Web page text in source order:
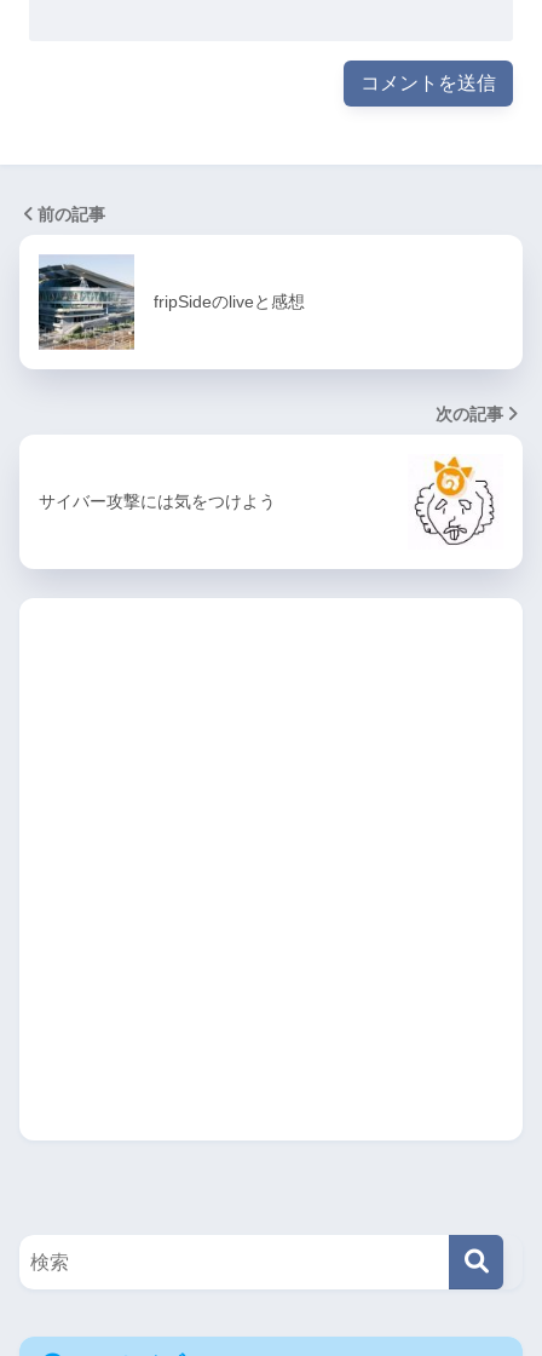
前の記事
fripSideのliveと感想
次の記事
サイバー攻撃には気をつけよう